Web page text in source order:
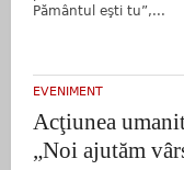
Pământul eşti tu”,...
EVENIMENT
Acţiunea
„Noi ajutăm